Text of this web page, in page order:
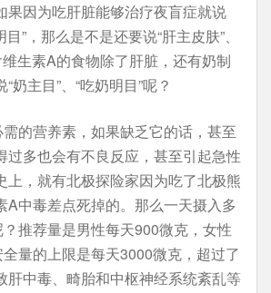
果因为吃肝脏能够治疗夜盲症就说
目”，那么是不是还要说“肝主皮肤”、
维生素A的食物除了肝脏，还有奶制
奶主目”、“吃奶明目”呢？
的营养素，如果缺乏它的话，甚至
过多也会有不良反应，甚至引起急性
上，就有北极探险家因为吃了北极熊
A中毒差点死掉的。那么一天摄入多
推荐量是男性每天900微克，女性
量的上限是每天3000微克，超过了
肝中毒、畸胎和中枢神经系统紊乱等